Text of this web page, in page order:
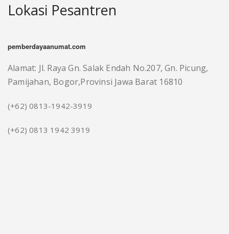
Lokasi Pesantren
pemberdayaanumat.com
Alamat: Jl. Raya Gn. Salak Endah No.207, Gn. Picung,
Pamijahan, Bogor,Provinsi Jawa Barat 16810
(+62) 0813-1942-3919
(+62) 0813 1942 3919